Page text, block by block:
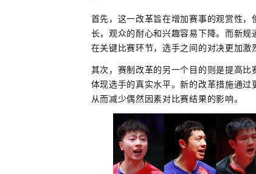
首先，这一改革旨在增加赛事的观赏性
长，观众的耐心和兴趣容易下降。而新
在关键比赛环节，选手之间的对决更加激
其次，赛制改革的另一个目的则是提高
体现选手的真实水平。新的改革措施通过
从而减少偶然因素对比赛结果的影响。